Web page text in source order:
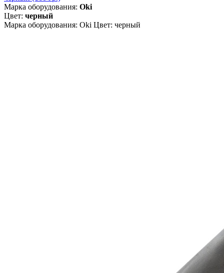
Марка оборудования: Oki
Цвет: черный
Марка оборудования: Oki Цвет: черный